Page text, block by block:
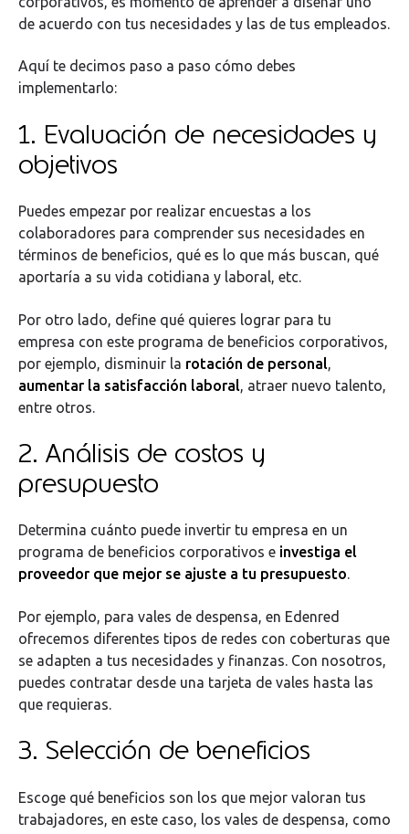
de acuerdo con tus necesidades y las de tus empleados.
Aquí te decimos paso a paso cómo debes
implementarlo:
1. Evaluación de necesidades y
objetivos
Puedes empezar por realizar encuestas a los
colaboradores para comprender sus necesidades en
términos de beneficios, qué es lo que más buscan, qué
aportaría a su vida cotidiana y laboral, etc.
Por otro lado, define qué quieres lograr para tu
empresa con este programa de beneficios corporativos,
por ejemplo, disminuir la rotación de personal,
aumentar la satisfacción laboral, atraer nuevo talento,
entre otros.
2. Análisis de costos y
presupuesto
Determina cuánto puede invertir tu empresa en un
programa de beneficios corporativos e investiga el
proveedor que mejor se ajuste a tu presupuesto.
Por ejemplo, para vales de despensa, en Edenred
ofrecemos diferentes tipos de redes con coberturas que
se adapten a tus necesidades y finanzas. Con nosotros,
puedes contratar desde una tarjeta de vales hasta las
que requieras.
3. Selección de beneficios
Escoge qué beneficios son los que mejor valoran tus
trabajadores, en este caso, los vales de despensa, como